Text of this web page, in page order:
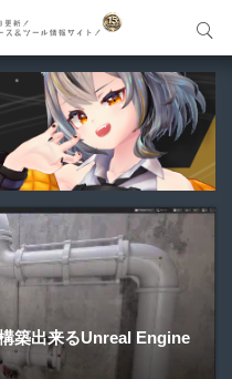
・MKV・MOVな...
Engi...
築出来るUnreal Engine
ライブラリやエディタ
ーツを組み合わせて作れ
サイト内検索